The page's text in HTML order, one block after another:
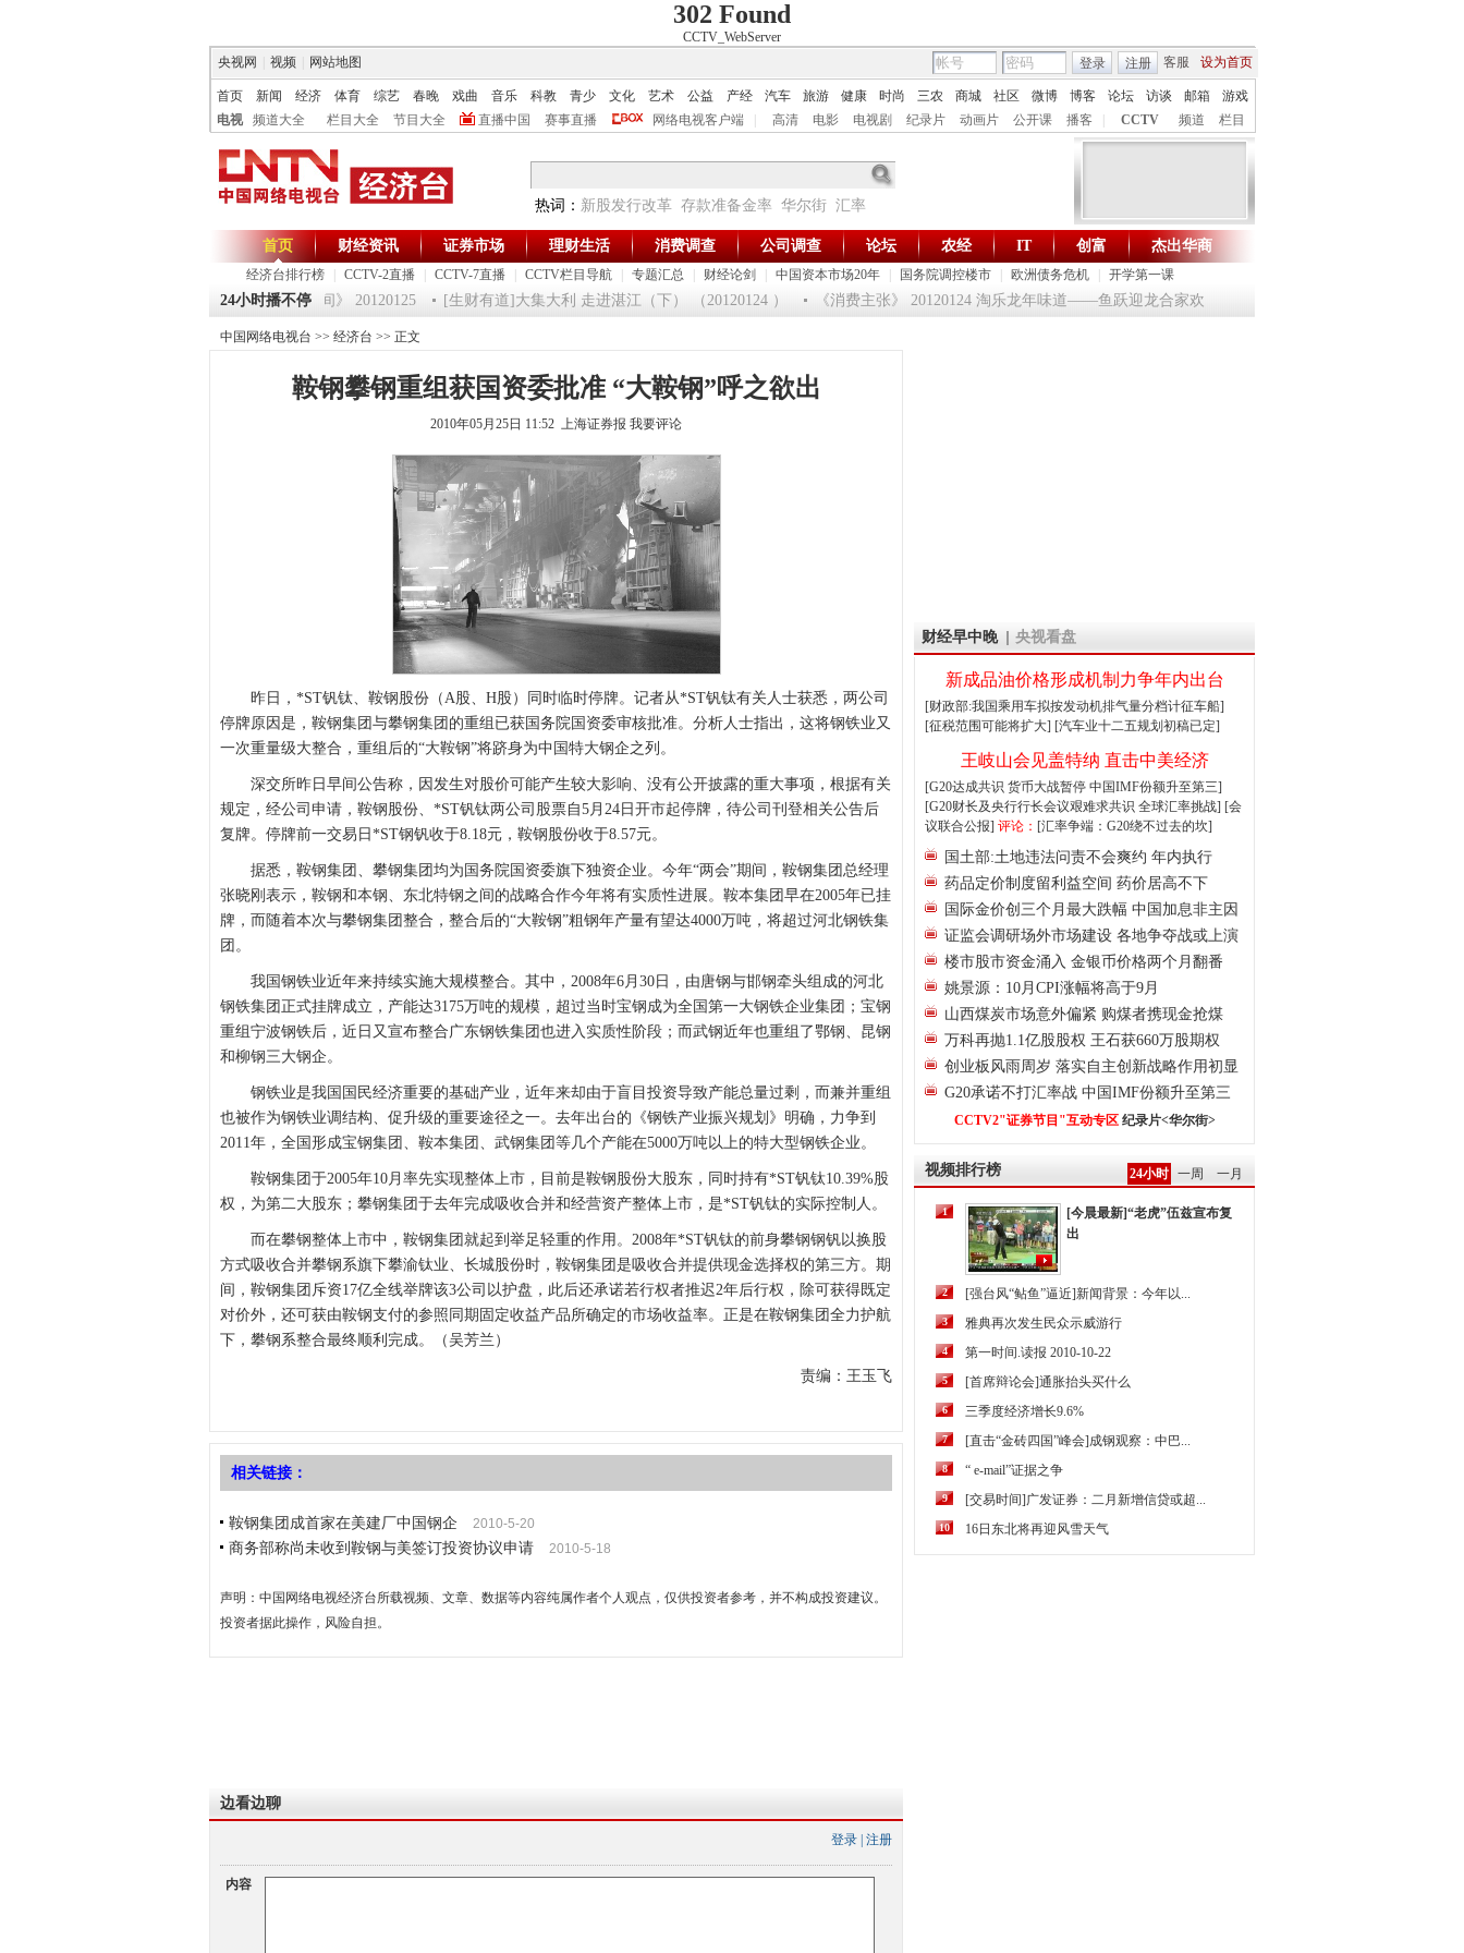
302 Found
CCTV_WebServer
央视网
视频 网站地图 客服 设为首页
登录 注册
首页 新闻 经济 体育 综艺 春晚 戏曲 音乐 科教 青少 文化 艺术 公益 产经 汽车 旅游 健康 时尚 三农 商城 社区 微博 博客 论坛 访谈 邮箱
游戏
电视
频道大全 栏目大全 节目大全 直播中国 赛事直播 网络电视客户端 高清 电影 电视剧 纪录片 动画片 公开课 播客 CCTV 频道 栏目
热词： 新股发行改革 存款准备金率 华尔街 汇率
财智生活 一键通达
首页
经济台排行榜 CCTV-2直播 CCTV-7直播 CCTV栏目导航 专题汇总 财经论剑 中国资本市场20年 国务院调控楼市 欧洲债务危机 开学第一课
财经资讯 证券市场 理财生活 消费调查 公司调查 论坛 农经 IT 创富 杰出华商
24小时播不停
《第一时间》 20120125 [生财有道]大集大利 走进湛江（下） （20120124 ） 《消费主张》 20120124 淘乐龙年味道——鱼跃迎龙合家欢
中国网络电视台 >> 经济台 >> 正文
鞍钢攀钢重组获国资委批准 “大鞍钢”呼之欲出
2010年05月25日 11:52 上海证券报 我要评论
昨日，*ST钒钛、鞍钢股份（A股、H股）同时临时停牌。记者从*ST钒钛有关人士获悉，两公司
停牌原因是，鞍钢集团与攀钢集团的重组已获国务院国资委审核批准。分析人士指出，这将钢铁业又
一次重量级大整合，重组后的“大鞍钢”将跻身为中国特大钢企之列。
深交所昨日早间公告称，因发生对股价可能产生较大影响、没有公开披露的重大事项，根据有关
规定，经公司申请，鞍钢股份、*ST钒钛两公司股票自5月24日开市起停牌，待公司刊登相关公告后
复牌。停牌前一交易日*ST钢钒收于8.18元，鞍钢股份收于8.57元。
据悉，鞍钢集团、攀钢集团均为国务院国资委旗下独资企业。今年“两会”期间，鞍钢集团总经理
张晓刚表示，鞍钢和本钢、东北特钢之间的战略合作今年将有实质性进展。鞍本集团早在2005年已挂
牌，而随着本次与攀钢集团整合，整合后的“大鞍钢”粗钢年产量有望达4000万吨，将超过河北钢铁集
团。
我国钢铁业近年来持续实施大规模整合。其中，2008年6月30日，由唐钢与邯钢牵头组成的河北
钢铁集团正式挂牌成立，产能达3175万吨的规模，超过当时宝钢成为全国第一大钢铁企业集团；宝钢
重组宁波钢铁后，近日又宣布整合广东钢铁集团也进入实质性阶段；而武钢近年也重组了鄂钢、昆钢
和柳钢三大钢企。
钢铁业是我国国民经济重要的基础产业，近年来却由于盲目投资导致产能总量过剩，而兼并重组
也被作为钢铁业调结构、促升级的重要途径之一。去年出台的《钢铁产业振兴规划》明确，力争到
2011年，全国形成宝钢集团、鞍本集团、武钢集团等几个产能在5000万吨以上的特大型钢铁企业。
鞍钢集团于2005年10月率先实现整体上市，目前是鞍钢股份大股东，同时持有*ST钒钛10.39%股
权，为第二大股东；攀钢集团于去年完成吸收合并和经营资产整体上市，是*ST钒钛的实际控制人。
而在攀钢整体上市中，鞍钢集团就起到举足轻重的作用。2008年*ST钒钛的前身攀钢钢钒以换股
方式吸收合并攀钢系旗下攀渝钛业、长城股份时，鞍钢集团是吸收合并提供现金选择权的第三方。期
间，鞍钢集团斥资17亿全线举牌该3公司以护盘，此后还承诺若行权者推迟2年后行权，除可获得既定
对价外，还可获由鞍钢支付的参照同期固定收益产品所确定的市场收益率。正是在鞍钢集团全力护航
下，攀钢系整合最终顺利完成。（吴芳兰）
责编：王玉飞
相关链接：
鞍钢集团成首家在美建厂中国钢企 2010-5-20
商务部称尚未收到鞍钢与美签订投资协议申请 2010-5-18
声明：中国网络电视经济台所载视频、文章、数据等内容纯属作者个人观点，仅供投资者参考，并不构成投资建议。
投资者据此操作，风险自担。
边看边聊
登录 注册
内容
财经早中晚 央视看盘
新成品油价格形成机制力争年内出台
[财政部:我国乘用车拟按发动机排气量分档计征车船]
[征税范围可能将扩大] [汽车业十二五规划初稿已定]
王岐山会见盖特纳 直击中美经济
[G20达成共识 货币大战暂停 中国IMF份额升至第三]
[G20财长及央行行长会议艰难求共识 全球汇率挑战] [会
议联合公报] 评论： [汇率争端：G20绕不过去的坎]
国土部:土地违法问责不会爽约 年内执行
药品定价制度留利益空间 药价居高不下
国际金价创三个月最大跌幅 中国加息非主因
证监会调研场外市场建设 各地争夺战或上演
楼市股市资金涌入 金银币价格两个月翻番
姚景源：10月CPI涨幅将高于9月
山西煤炭市场意外偏紧 购煤者携现金抢煤
万科再抛1.1亿股股权 王石获660万股期权
创业板风雨周岁 落实自主创新战略作用初显
G20承诺不打汇率战 中国IMF份额升至第三
CCTV2"证券节目"互动专区 纪录片<华尔街>
视频排行榜 24小时 一周 一月
1
[今晨最新]“老虎”伍兹宣布复
出
2 [强台风“鲇鱼”逼近]新闻背景：今年以...
3 雅典再次发生民众示威游行
4 第一时间.读报 2010-10-22
5 [首席辩论会]通胀抬头买什么
6 三季度经济增长9.6%
7 [直击“金砖四国”峰会]成钢观察：中巴...
8 “ e-mail”证据之争
9 [交易时间]广发证券：二月新增信贷或超...
10 16日东北将再迎风雪天气